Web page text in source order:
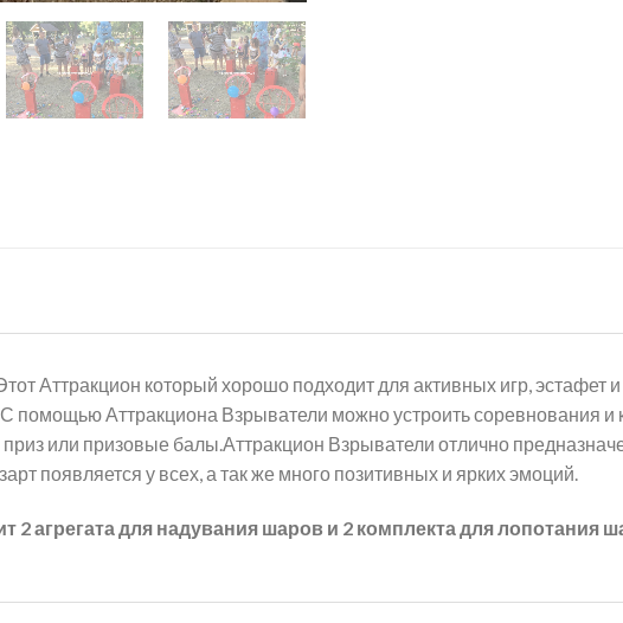
Аттракцион который хорошо подходит для активных игр, эстафет
помощью Аттракциона Взрыватели можно устроить соревнования и
или призовые балы.Аттракцион Взрыватели отлично
появляется у всех, а так же много позитивных и ярких эмоций.
2 агрегата для надувания шаров и 2 комплекта для лопотания